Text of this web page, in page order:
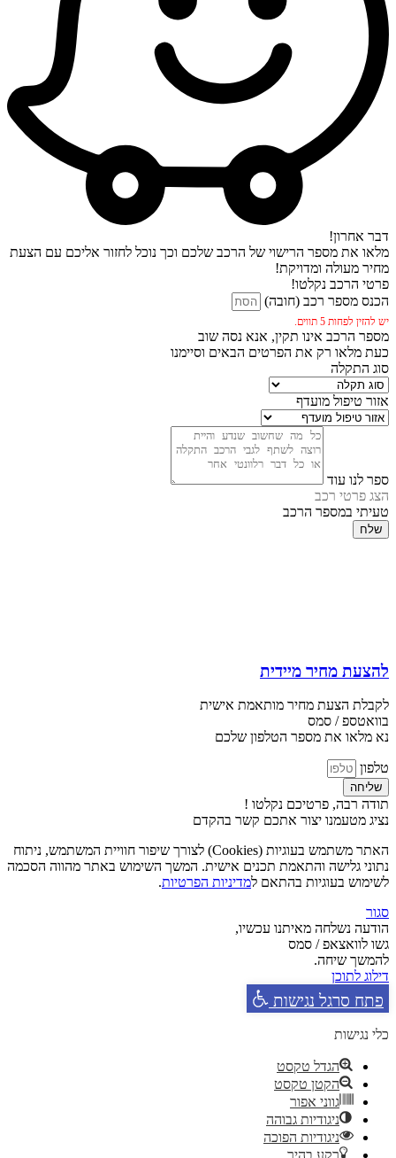
דבר אחרון!
מלאו את מספר הרישוי של הרכב שלכם וכך נוכל לחזור אליכם עם הצעת
מחיר מעולה ומדויקת!
פרטי הרכב נקלטו!
הכנס מספר רכב (חובה)
יש להזין לפחות 5 תווים.
מספר הרכב אינו תקין, אנא נסה שוב
כעת מלאו רק את הפרטים הבאים וסיימנו
סוג התקלה
אזור טיפול מועדף
ספר לנו עוד
הצג פרטי רכב
טעיתי במספר הרכב
שלח
להצעת מחיר מיידית
לקבלת הצעת מחיר מותאמת אישית
בוואטספ / סמס
נא מלאו את מספר הטלפון שלכם
טלפון
שליחה
תודה רבה, פרטיכם נקלטו !
נציג מטעמנו יצור אתכם קשר בהקדם
האתר משתמש בעוגיות (Cookies) לצורך שיפור חוויית המשתמש, ניתוח
נתוני גלישה והתאמת תכנים אישית. המשך השימוש באתר מהווה הסכמה
לשימוש בעוגיות בהתאם למדיניות הפרטיות.
סגור
הודעה נשלחה מאיתנו עכשיו,
גשו לוואצאפ / סמס
להמשך שיחה.
דילוג לתוכן
פתח סרגל נגישות
כלי נגישות
הגדל טקסט
הקטן טקסט
גווני אפור
ניגודיות גבוהה
ניגודיות הפוכה
רקע בהיר